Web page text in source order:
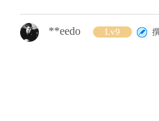
**eedo Lv9